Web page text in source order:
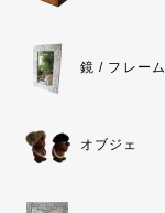
鏡 / フレーム
オブジェ